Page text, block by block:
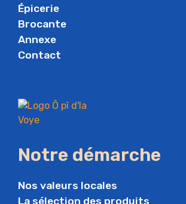
Épicerie
Brocante
Annexe
Contact
Notre démarche
Nos valeurs locales
La sélection des produits